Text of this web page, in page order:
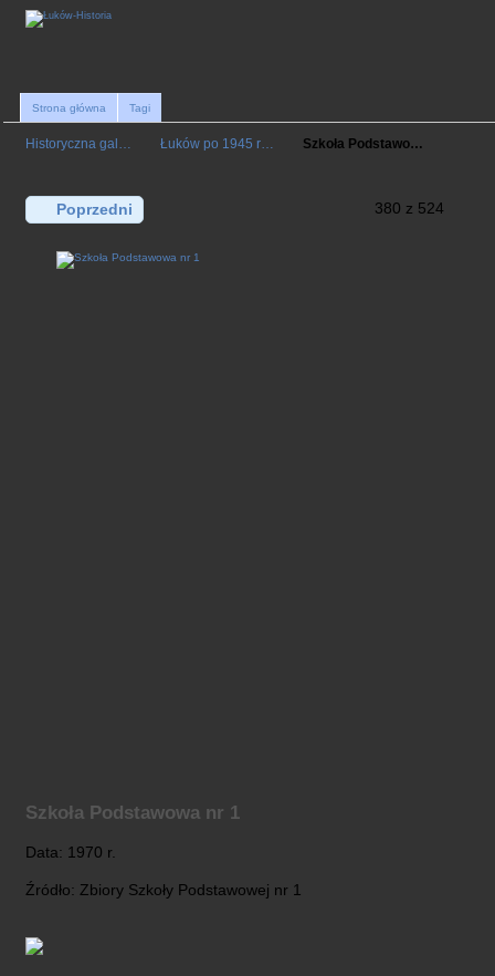
Strona główna Tagi
Historyczna gal… Łuków po 1945 r… Szkoła Podstawo…
Poprzedni 380 z 524
Szkoła Podstawowa nr 1
Data: 1970 r.
Źródło: Zbiory Szkoły Podstawowej nr 1